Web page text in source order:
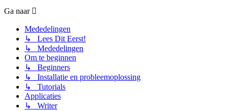
Ga naar
Mededelingen
↳ Lees Dit Eerst!
↳ Mededelingen
Om te beginnen
↳ Beginners
↳ Installatie en probleemoplossing
↳ Tutorials
Applicaties
↳ Writer